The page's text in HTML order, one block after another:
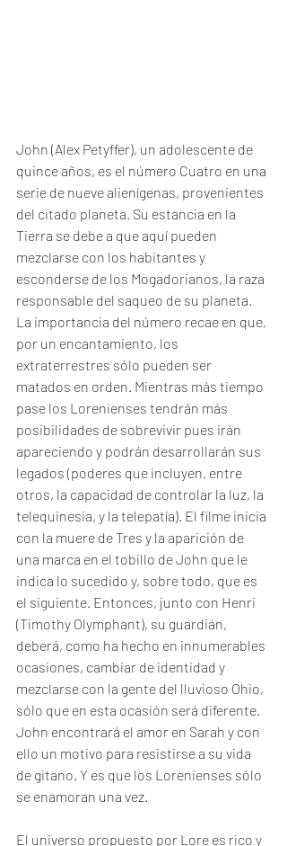
John (Alex Petyffer), un adolescente de
quince años, es el número Cuatro en una
serie de nueve alienígenas, provenientes
del citado planeta. Su estancia en la
Tierra se debe a que aquí pueden
mezclarse con los habitantes y
esconderse de los Mogadorianos, la raza
responsable del saqueo de su planeta.
La importancia del número recae en que,
por un encantamiento, los
extraterrestres sólo pueden ser
matados en orden. Mientras más tiempo
pase los Lorenienses tendrán más
posibilidades de sobrevivir pues irán
apareciendo y podrán desarrollarán sus
legados (poderes que incluyen, entre
otros, la capacidad de controlar la luz, la
telequinesia, y la telepatía). El filme inicia
con la muere de Tres y la aparición de
una marca en el tobillo de John que le
indica lo sucedido y, sobre todo, que es
el siguiente. Entonces, junto con Henri
(Timothy Olymphant), su guardián,
deberá, como ha hecho en innumerables
ocasiones, cambiar de identidad y
mezclarse con la gente del lluvioso Ohio,
sólo que en esta ocasión será diferente.
John encontrará el amor en Sarah y con
ello un motivo para resistirse a su vida
de gitano. Y es que los Lorenienses sólo
se enamoran una vez.
El universo propuesto por Lore es rico y